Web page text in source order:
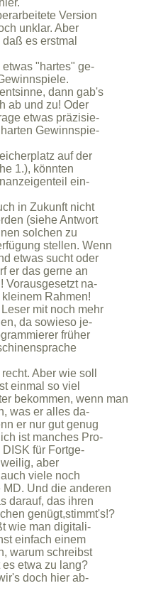
Fehler.
Version
unklar. Aber
daß es erstmal
"hartes" ge-
Gewinnspiele.
dann gab's
ab und zu! Oder
etwas präzisie-
Gewinnspie-
auf der
1.), könnten
ein-
in Zukunft nicht
(siehe Antwort
solchen zu
stellen. Wenn
etwas sucht oder
er das gerne an
Vorausgesetzt na-
Rahmen!
mit noch mehr
da sowieso je-
früher
Aber wie soll
einmal so viel
bekommen, wenn man
was er alles da-
er nur gut genug
ist manches Pro-
DISK für Fortge-
aber
viele noch
Und die anderen
darauf, das ihren
genügt,stimmt's!?
wie man digitali-
einfach einem
warum schreibst
es etwa zu lang?
doch hier ab-